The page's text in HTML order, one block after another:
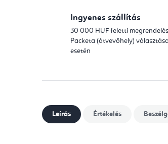
Ingyenes szállítás
30 000 HUF feletti
Packeta (átvevőhely) választása
esetén
Leírás Értékelés